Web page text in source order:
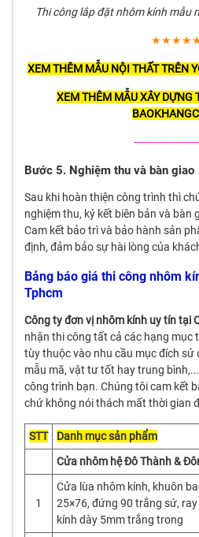
Thi công lắp đặt nhôm kính mẫu
XEM THÊM MẪU NỘI THẤT TRÊN
XEM THÊM MẪU XÂY DỰNG
Bước 5. Nghiệm thu và bàn giao
Sau khi hoàn thiện công trình thì
nghiệm thu, ký kết biên bản và bàn
Cam kết bảo trì và bảo hành sản
định, đảm bảo sự hài lòng của
Bảng báo giá thi công nhôm
Tphcm
Công ty đơn vị nhôm kính uy tín tại
nhận thi công tất cả các hạng mục
tùy thuộc vào nhu cầu mục đích sử
mẫu mã, vật tư tốt hay trung
công trình bạn. Chúng tôi cam kết
chứ không nói thách mất thời gian
STT Danh mục sản phẩm
Cửa nhôm hệ Đô Thành &
1
Cửa lùa nhôm kính, khuôn
25×76, đứng 90 trắng sứ, ray
kính dày 5mm trắng trong